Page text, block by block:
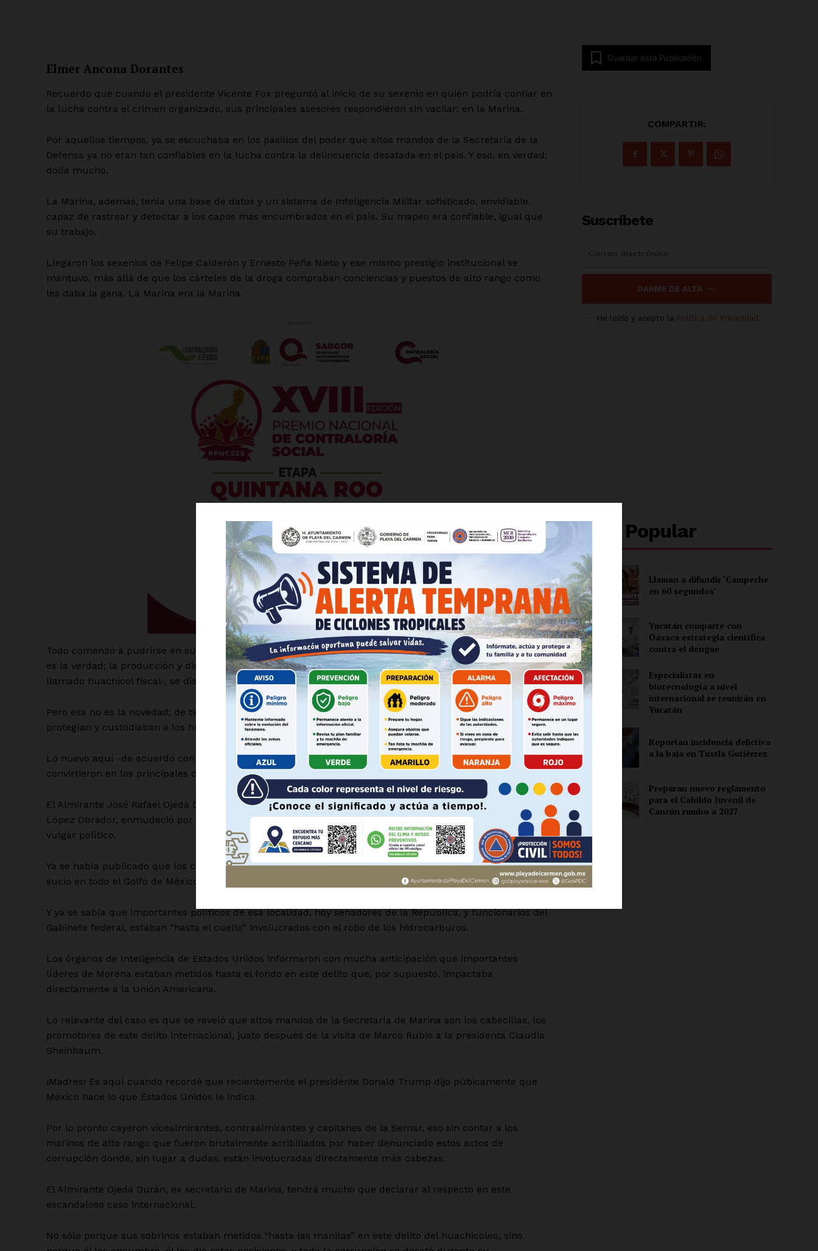
Luces
Del Siglo
SUSCRÍBETE AHORA
Empresa
Nosotros
Contacto
Política de privacidad
Políticas del Sitio
Información Propietaria / Financiación
Mi cuenta
Elmer Ancona Dorantes
Recuerdo que cuando el presidente Vicente Fox preguntó al inicio de su sexenio en quién podría confiar en
la lucha contra el crimen organizado, sus principales asesores respondieron sin vacilar: en la Marina.
Por aquellos tiempos, ya se escuchaba en los pasillos del poder que altos mandos de la Secretaría de la
Defensa ya no eran tan confiables en la lucha contra la delincuencia desatada en el país. Y eso, en verdad,
dolía mucho.
La Marina, además, tenía una base de datos y un sistema de Inteligencia Militar sofisticado, envidiable,
capaz de rastrear y detectar a los capos más encumbrados en el país. Su mapeo era confiable, igual que
su trabajo.
Llegaron los sexenios de Felipe Calderón y Ernesto Peña Nieto y ese mismo prestigio institucional se
mantuvo, más allá de que los cárteles de la droga compraban conciencias y puestos de alto rango como
les daba la gana. La Marina era la Marina.
Todo comenzó a pudrirse en su interior cuando llegó la Cuarta Transformación. Lamentable decirlo, pero
es la verdad; la producción y distribución de metanfetamina y el robo de hidrocarburos -incluyendo el
llamado huachicol fiscal-, se dispararon como nunca.
Pero esa no es la novedad; de tiempo atrás se sabía que los jefes policiales de los estados eran quienes
protegían y custodiaban a los huachicoleros locales que utilizaban pala y pico para extraer gasolina.
Lo nuevo aquí -de acuerdo con informes periodísticos- es que altos mandos de la Secretaría de Marina se
convirtieron en los principales compradores y distribuidores del huachicol en el país. Y nadie hizo nada.
El Almirante José Rafael Ojeda Durán, secretario de Marina durante la administración de Andrés Manuel
López Obrador, enmudeció por completo, sólo se le veía lanzando odas y aplausos a la 4T como cualquier
vulgar político.
Ya se había publicado que los capos del Cartel de la Barredora se disputaban el control del combustible
sucio en todo el Golfo de México, desde Tabasco hasta Tamaulipas.
Y ya se sabía que importantes políticos de esa localidad, hoy senadores de la República, y funcionarios del
Gabinete federal, estaban “hasta el cuello” involucrados con el robo de los hidrocarburos.
Los órganos de Inteligencia de Estados Unidos informaron con mucha anticipación que importantes
líderes de Morena estaban metidos hasta el fondo en este delito que, por supuesto, impactaba
directamente a la Unión Americana.
Lo relevante del caso es que se reveló que altos mandos de la Secretaría de Marina son los cabecillas, los
promotores de este delito internacional, justo después de la visita de Marco Rubio a la presidenta Claudia
Sheinbaum.
¡Madres! Es aquí cuando recordé que recientemente el presidente Donald Trump dijo púbicamente que
México hace lo que Estados Unidos le indica.
Por lo pronto cayeron vicealmirantes, contraalmirantes y capitanes de la Semar, eso sin contar a los
marinos de alto rango que fueron brutalmente acribillados por haber denunciado estos actos de
corrupción donde, sin lugar a dudas, están involucradas directamente más cabezas.
El Almirante Ojeda Durán, ex secretario de Marina, tendrá mucho que declarar al respecto en este
escandaloso caso internacional.
No sólo porque sus sobrinos estaban metidos “hasta las manitas” en este delito del huachicoleo, sino
Guardar esta Publicación
COMPARTIR:
Suscríbete
DARME DE ALTA
He leído y acepto la Política de Privacidad .
Lo + Popular
Llaman a difundir ‘Campeche
en 60 segundos’
Yucatán comparte con
Oaxaca estrategia científica
contra el dengue
Especialistas en
biotecnología a nivel
internacional se reunirán en
Yucatán
Reportan incidencia delictiva
a la baja en Tuxtla Gutiérrez
Preparan nuevo reglamento
para el Cabildo Juvenil de
Cancún rumbo a 2027